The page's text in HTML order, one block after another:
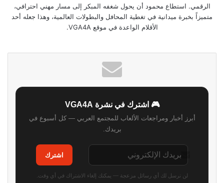
الرقمي. استطاع محمود أن يحول شغفه المبكر إلى مسار مهني احترافي،
متميزاً بخبرة ميدانية في تغطية المحافل والبطولات العالمية، وهذا جعله أحد
الأقلام الواعدة في موقع VGA4A.
🎮 اشترك في نشرة VGA4A
أبرز أخبار ومراجعات الألعاب للمجتمع العربي — كل أسبوع في
بريدك.
اشترك
لن نرسل لك أي رسائل مزعجة — يمكنك إلغاء الاشتراك في أي وقت.